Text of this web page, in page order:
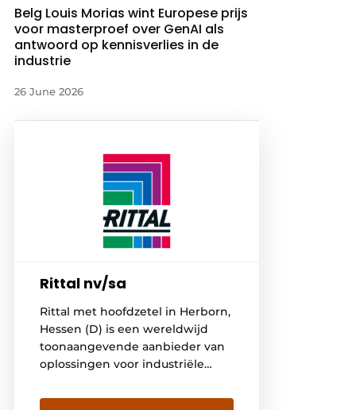
Belg Louis Morias wint Europese prijs
voor masterproef over GenAI als
antwoord op kennisverlies in de
industrie
26 June 2026
Rittal nv/sa
Rittal met hoofdzetel in Herborn,
Hessen (D) is een wereldwijd
toonaangevende aanbieder van
oplossingen voor industriële
systeemklimatisering en IT-